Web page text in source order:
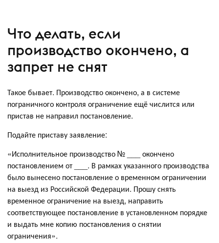
Что делать, если
производство окончено, а
запрет не снят
Такое бывает. Производство окончено, а в системе
пограничного контроля ограничение ещё числится или
пристав не направил постановление.
Подайте приставу заявление:
«Исполнительное производство № ___ окончено
постановлением от ___. В рамках указанного производства
было вынесено постановление о временном ограничении
на выезд из Российской Федерации. Прошу снять
временное ограничение на выезд, направить
соответствующее постановление в установленном порядке
и выдать мне копию постановления о снятии
ограничения».